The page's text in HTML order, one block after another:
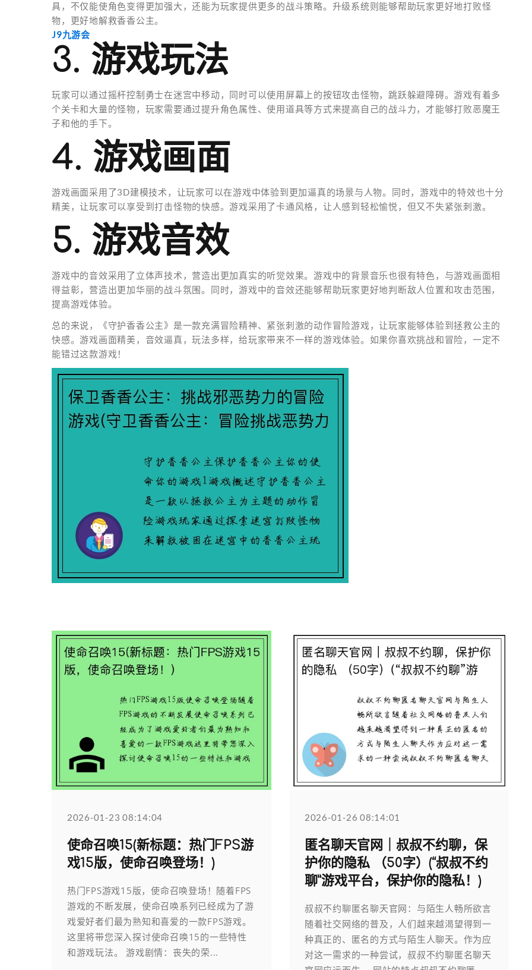
具，不仅能使角色变得更加强大，还能为玩家提供更多的战斗策略。升级系统则能够帮助玩家更好地打败怪
物，更好地解救香香公主。
J9九游会
3. 游戏玩法
玩家可以通过摇杆控制勇士在迷宫中移动，同时可以使用屏幕上的按钮攻击怪物，跳跃躲避障碍。游戏有着多
个关卡和大量的怪物，玩家需要通过提升角色属性、使用道具等方式来提高自己的战斗力，才能够打败恶魔王
子和他的手下。
4. 游戏画面
游戏画面采用了3D建模技术，让玩家可以在游戏中体验到更加逼真的场景与人物。同时，游戏中的特效也十分
精美，让玩家可以享受到打击怪物的快感。游戏采用了卡通风格，让人感到轻松愉悦，但又不失紧张刺激。
5. 游戏音效
游戏中的音效采用了立体声技术，营造出更加真实的听觉效果。游戏中的背景音乐也很有特色，与游戏画面相
得益彰，营造出更加华丽的战斗氛围。同时，游戏中的音效还能够帮助玩家更好地判断敌人位置和攻击范围，
提高游戏体验。
总的来说，《守护香香公主》是一款充满冒险精神、紧张刺激的动作冒险游戏，让玩家能够体验到拯救公主的
快感。游戏画面精美，音效逼真，玩法多样，给玩家带来不一样的游戏体验。如果你喜欢挑战和冒险，一定不
能错过这款游戏！
2026-01-23 08:14:04
使命召唤15(新标题：热门FPS游
戏15版，使命召唤登场！)
热门FPS游戏15版，使命召唤登场！随着FPS
游戏的不断发展，使命召唤系列已经成为了游
戏爱好者们最为熟知和喜爱的一款FPS游戏。
这里将带您深入探讨使命召唤15的一些特性
和游戏玩法。 游戏剧情：丧失的荣...
2026-01-26 08:14:01
匿名聊天官网｜叔叔不约聊，保
护你的隐私 （50字）(“叔叔不约
聊”游戏平台，保护你的隐私！)
叔叔不约聊匿名聊天官网：与陌生人畅所欲言
随着社交网络的普及，人们越来越渴望得到一
种真正的、匿名的方式与陌生人聊天。作为应
对这一需求的一种尝试，叔叔不约聊匿名聊天